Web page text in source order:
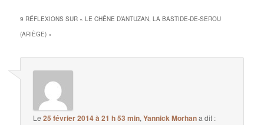
9 RÉFLEXIONS SUR «LE CHÊNE D’ANTUZAN, LA BASTIDE-DE-SEROU
(ARIÈGE) »
Le25 février 2014 à 21 h 53 min,Yannick Morhana dit :